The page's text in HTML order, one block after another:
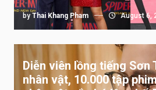
by Thai Khang Pham August 6,
Diễn viên lồng tiếng Sơn
nhân vật, 10.000 tập